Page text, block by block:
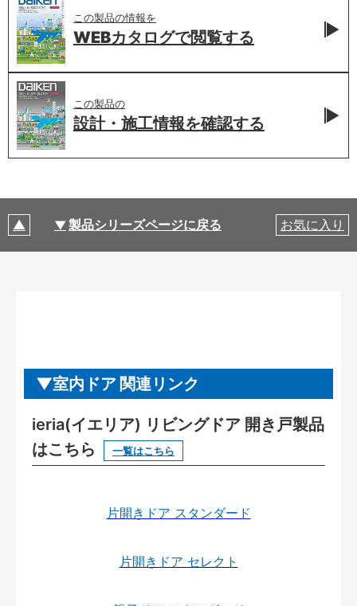
この製品の情報を
WEBカタログで閲覧する
この製品の
設計・施工情報を確認する
製品シリーズページに戻る お気に入り
室内ドア 関連リンク
ieria(イエリア) リビングドア 開き戸製品
はこちら
一覧はこちら
片開きドア スタンダード
片開きドア セレクト